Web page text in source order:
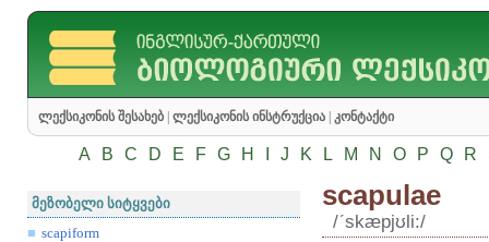
ლექსიკონის შესახებ ლექსიკონის ინსტრუქცია კონტაქტი
A B C D E F G H J K L M N O P Q R
მეზობელი სიტყვები
scapiform
scapulae
/ʹskæpjʊli:/